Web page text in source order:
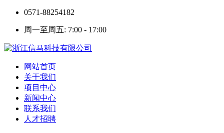
0571-88254182
周一至周五: 7:00 - 17:00
网站首页
关于我们
项目中心
新闻中心
联系我们
人才招聘